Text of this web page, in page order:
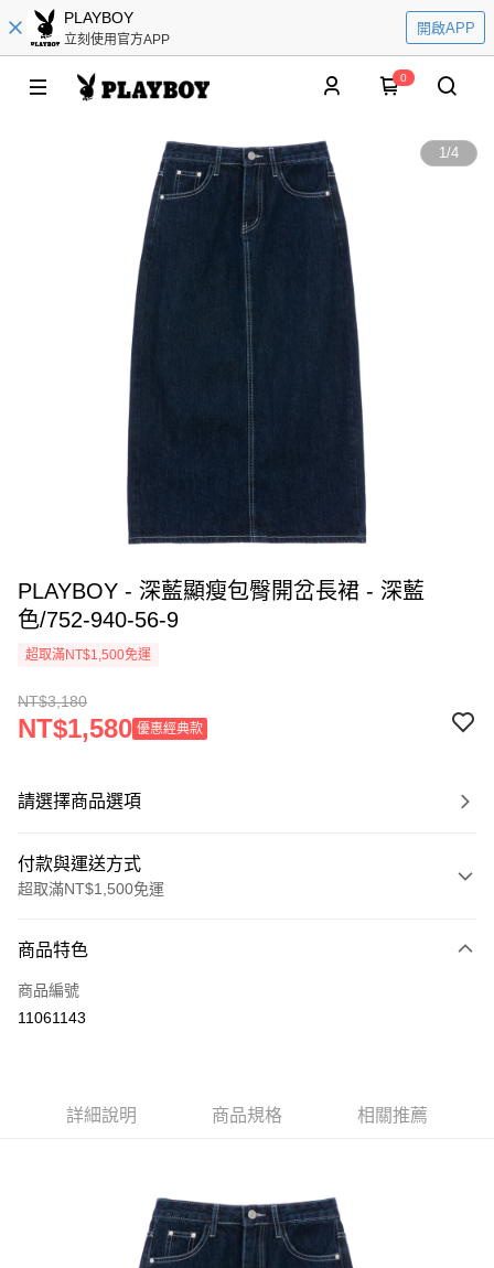
PLAYBOY
立刻使用官方APP
開啟APP
0
1/4
PLAYBOY - 深藍顯瘦包臀開岔長裙 - 深藍
色/752-940-56-9
超取滿NT$1,500免運
NT$3,180
NT$1,580 優惠經典款
請選擇商品選項
付款與運送方式
超取滿NT$1,500免運
信用卡一次付款
超商取貨付款
街口支付
【大哥付你分期使用說明】
商品特色
商品編號
11061143
詳細說明 商品規格 相關推薦